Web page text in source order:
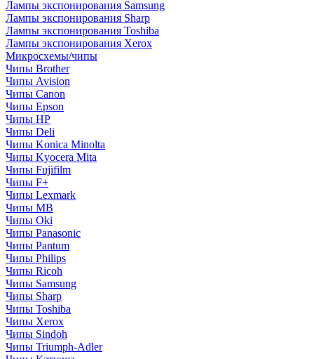
Лампы экспонирования Samsung
Лампы экспонирования Sharp
Лампы экспонирования Toshiba
Лампы экспонирования Xerox
Микросхемы/чипы
Чипы Brother
Чипы Avision
Чипы Canon
Чипы Epson
Чипы HP
Чипы Deli
Чипы Konica Minolta
Чипы Kyocera Mita
Чипы Fujifilm
Чипы F+
Чипы Lexmark
Чипы MB
Чипы Oki
Чипы Panasonic
Чипы Pantum
Чипы Philips
Чипы Ricoh
Чипы Samsung
Чипы Sharp
Чипы Toshiba
Чипы Xerox
Чипы Sindoh
Чипы Triumph-Adler